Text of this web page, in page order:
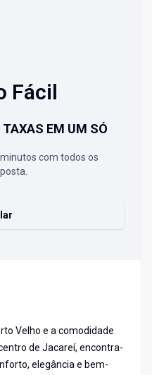
Fácil
EM UM SÓ
com todos os
Velho e a comodidade
de Jacareí, encontra-
elegância e bem-